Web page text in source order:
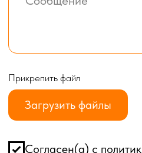
Каталог
Навигация
Бытовки сантехнические
Блок-контейнеры
Посты охраны КПП
Доставка